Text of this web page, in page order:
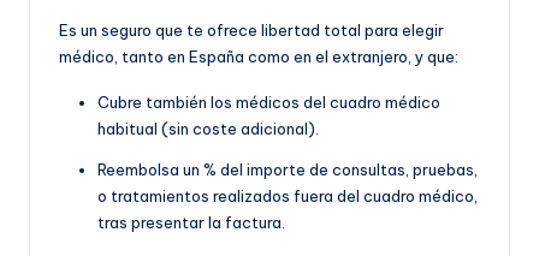
Es un seguro que te ofrece libertad total para elegir
médico, tanto en España como en el extranjero, y que:
Cubre también los médicos del cuadro médico
habitual (sin coste adicional).
Reembolsa un % del importe de consultas, pruebas,
o tratamientos realizados fuera del cuadro médico,
tras presentar la factura.